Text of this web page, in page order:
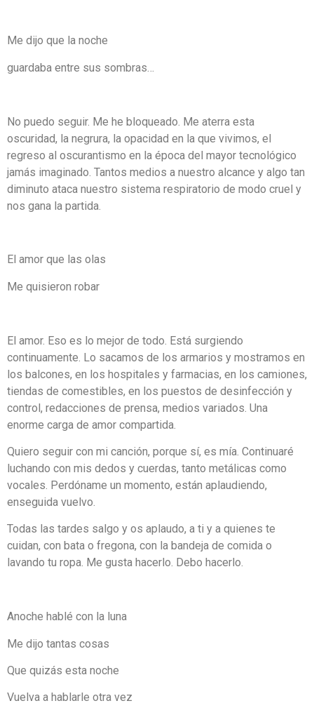
Me dijo que la noche
guardaba entre sus sombras…
No puedo seguir. Me he bloqueado. Me aterra esta
oscuridad, la negrura, la opacidad en la que vivimos, el
regreso al oscurantismo en la época del mayor tecnológico
jamás imaginado. Tantos medios a nuestro alcance y algo tan
diminuto ataca nuestro sistema respiratorio de modo cruel y
nos gana la partida.
El amor que las olas
Me quisieron robar
El amor. Eso es lo mejor de todo. Está surgiendo
continuamente. Lo sacamos de los armarios y mostramos en
los balcones, en los hospitales y farmacias, en los camiones,
tiendas de comestibles, en los puestos de desinfección y
control, redacciones de prensa, medios variados. Una
enorme carga de amor compartida.
Quiero seguir con mi canción, porque sí, es mía. Continuaré
luchando con mis dedos y cuerdas, tanto metálicas como
vocales. Perdóname un momento, están aplaudiendo,
enseguida vuelvo.
Todas las tardes salgo y os aplaudo, a ti y a quienes te
cuidan, con bata o fregona, con la bandeja de comida o
lavando tu ropa. Me gusta hacerlo. Debo hacerlo.
Anoche hablé con la luna
Me dijo tantas cosas
Que quizás esta noche
Vuelva a hablarle otra vez